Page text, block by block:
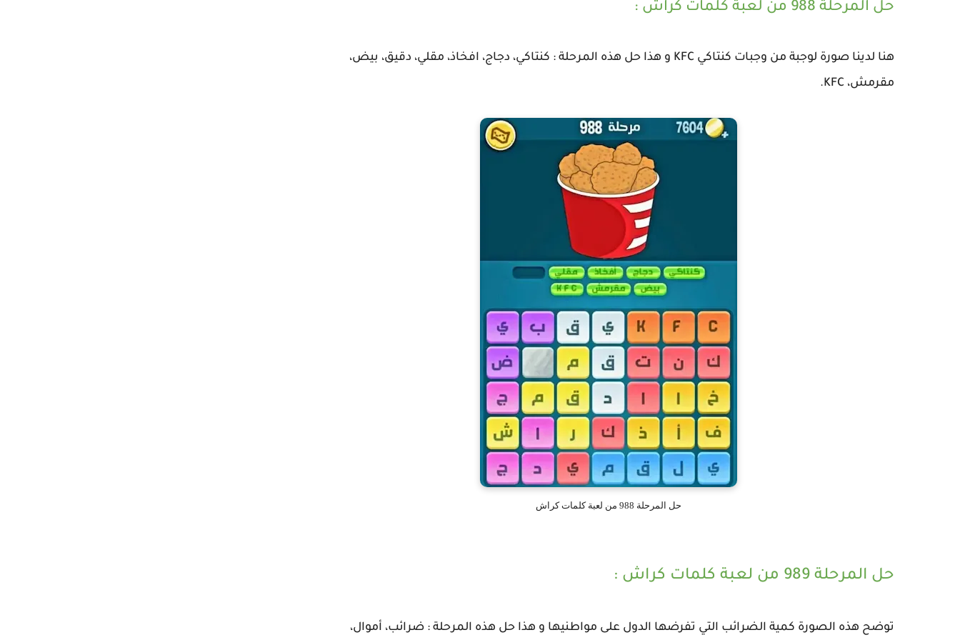
حل المرحلة 988 من لعبة كلمات كراش :
هنا لدينا صورة لوجبة من وجبات كنتاكي KFC و هذا حل هذه المرحلة : كنتاكي، دجاج، افخاذ، مقلي، دقيق، بيض،
مقرمش، KFC.
حل المرحلة 988 من لعبة كلمات كراش
حل المرحلة 989 من لعبة كلمات كراش :
توضح هذه الصورة كمية الضرائب التي تفرضها الدول على مواطنيها و هذا حل هذه المرحلة : ضرائب، أموال،